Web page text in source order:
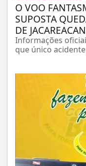
O VOO
SUPOSTA
DE
Informações
que único